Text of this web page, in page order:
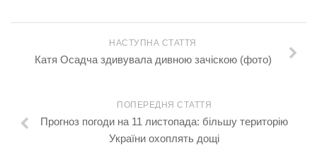
НАСТУПНА СТАТТЯ
Катя Осадча здивувала дивною зачіскою (фото)
ПОПЕРЕДНЯ СТАТТЯ
Прогноз погоди на 11 листопада: більшу територію
України охоплять дощі